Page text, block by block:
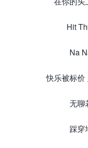
Hit
Na
快乐被标价
无聊
踩穿